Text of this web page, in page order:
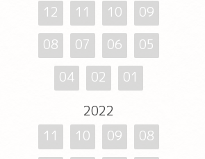
12
11 10
09
08
07 06
05
04
02
01
2022
11
10 09
08